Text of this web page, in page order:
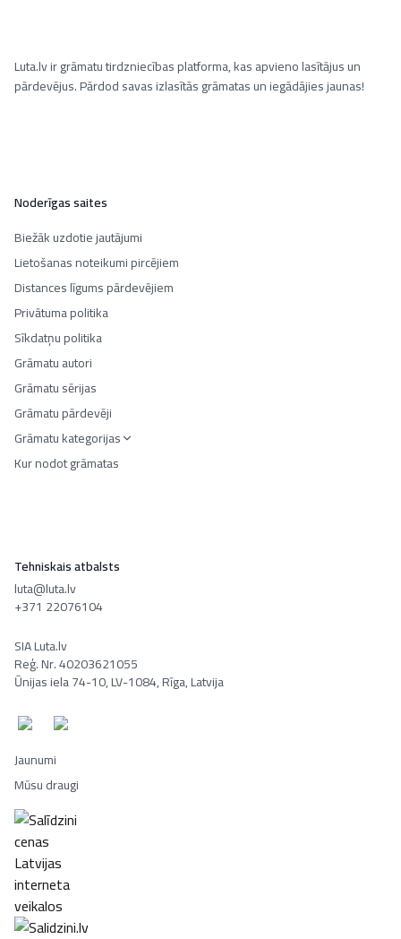
Luta.lv ir grāmatu tirdzniecības platforma, kas apvieno lasītājus un
pārdevējus. Pārdod savas izlasītās grāmatas un iegādājies jaunas!
Noderīgas saites
Biežāk uzdotie jautājumi
Lietošanas noteikumi pircējiem
Distances līgums pārdevējiem
Privātuma politika
Sīkdatņu politika
Grāmatu autori
Grāmatu sērijas
Grāmatu pārdevēji
Grāmatu kategorijas
Kur nodot grāmatas
Tehniskais atbalsts
luta@luta.lv
+371 22076104
SIA Luta.lv
Reģ. Nr. 40203621055
Ūnijas iela 74-10, LV-1084, Rīga, Latvija
Jaunumi
Mūsu draugi